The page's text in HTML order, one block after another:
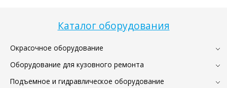
Каталог оборудования
Окрасочное оборудование
Оборудование для кузовного ремонта
Подъемное и гидравлическое оборудование